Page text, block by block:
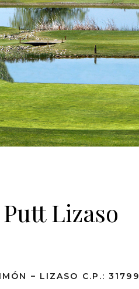
Lizaso
– LIZASO C.P.: 31799